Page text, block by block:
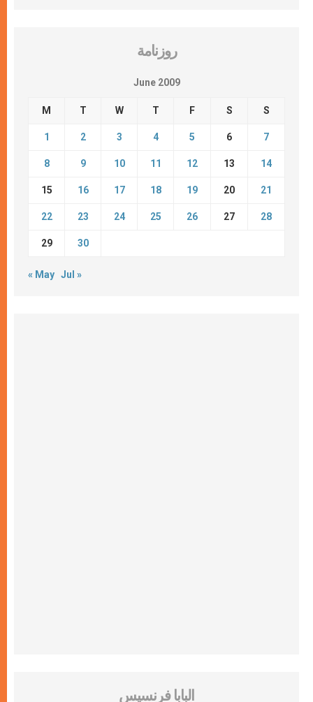
روزنامة
June 2009
M T W T F S S
1 2 3 4 5 6 7
8 9 10 11 12 13 14
15 16 17 18 19 20 21
22 23 24 25 26 27 28
29 30
« May Jul »
البابا فرنسيس